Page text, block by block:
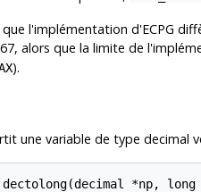
l'implémentation d'ECPG
alors que la limite de
).
une variable de type decimal
*np,